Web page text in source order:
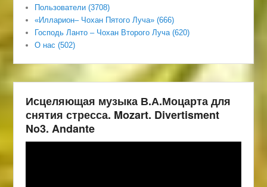
Пользователи (3708)
«Илларион– Чохан Пятого Луча» (666)
Господь Ланто – Чохан Второго Луча (620)
О нас (502)
Исцеляющая музыка В.А.Моцарта для
снятия стресса. Mozart. Divertisment
No3. Andante